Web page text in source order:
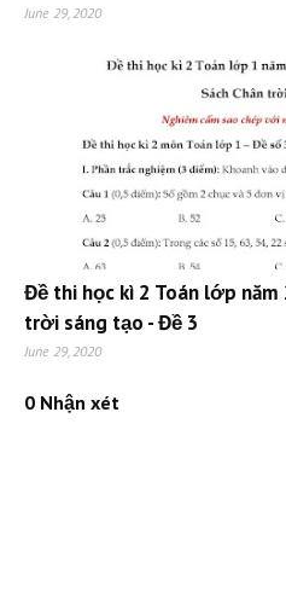
June 29, 2020
Đề thi học kì 2 Toán lớp năm
trời sáng tạo - Đề 3
June 29, 2020
0 Nhận xét